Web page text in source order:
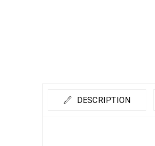
DESCRIPTION